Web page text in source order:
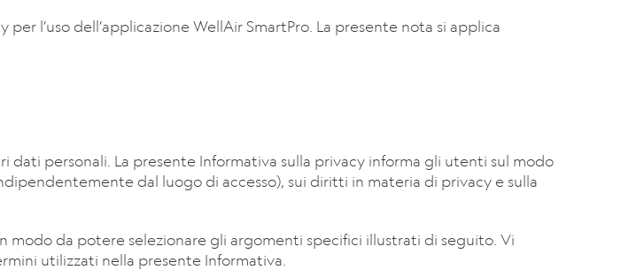
l’uso dell’applicazione WellAir SmartPro. La presente nota si applica
personali. La presente Informativa sulla privacy informa gli utenti sul modo
dal luogo di accesso), sui diritti in materia di privacy e sulla
modo da potere selezionare gli argomenti specifici illustrati di seguito. Vi
utilizzati nella presente Informativa.